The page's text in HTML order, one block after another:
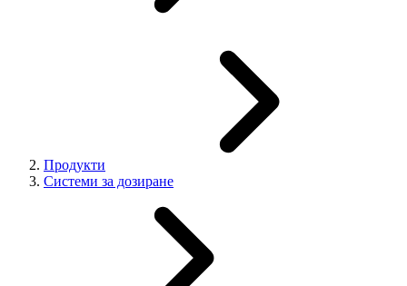
Продукти
Системи за дозиране